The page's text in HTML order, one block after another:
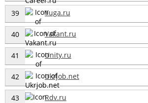
39 Yuga.ru
40 Vakant.ru
41 Unity.ru
42 Ukrjob.net
43 Rdv.ru